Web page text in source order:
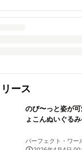
ース
のび〜っと姿が
ょこんぬいぐるみ
パーフェクト・ワー